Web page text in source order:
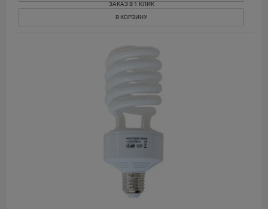
ЗАКАЗ В 1 КЛИК
В КОРЗИНУ